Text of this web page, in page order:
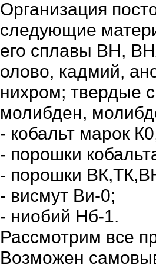
Организация
следующие
его сплавы ВН,
олово, кадмий,
нихром; твердые
молибден,
- кобальт марок
- порошки
- порошки
- висмут Ви-0;
- ниобий Нб-1.
Рассмотрим все
Возможен